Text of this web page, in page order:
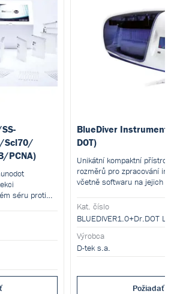
Scl70/
PCNA)
séru proti
Scl-70
Scl 100, Ku,
B proteins) a
BlueDiver Instrument
DOT)
Unikátní kompaktní přístroj
rozměrů pro zpracování
včetně softwaru na jejich
Kat. číslo
BLUEDIVER1.0+Dr.DOT
Výrobca
D-tek s.a.
Požiadať